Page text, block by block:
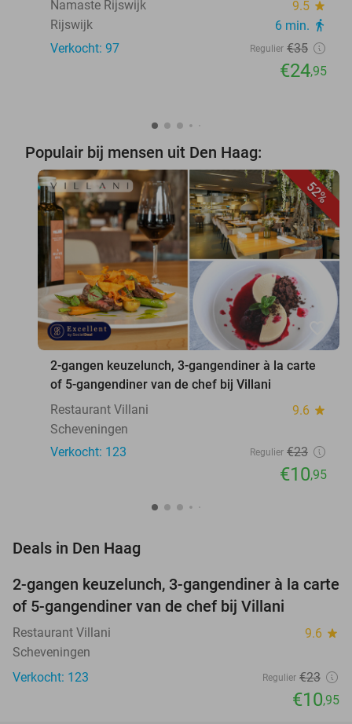
Namaste Rijswijk
9.5 star
Rijswijk 6 min. directions_walk
Verkocht: 97 Regulier €35
€24,95
Populair bij mensen uit Den Haag:
52%
2-gangen keuzelunch, 3-gangendiner à la carte
of 5-gangendiner van de chef bij Villani
Restaurant Villani
9.6 star
Scheveningen
Verkocht: 123
Regulier €23
€10,95
Deals in Den Haag
52%
2-gangen keuzelunch, 3-gangendiner à la carte
of 5-gangendiner van de chef bij Villani
Restaurant Villani 9.6 star
Scheveningen
Verkocht: 123
Regulier €23
€10,95